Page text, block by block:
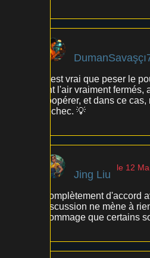
C'est vrai que peser le
ont l'air vraiment
coopérer, et dans ce
l'échec. 💡
Jing Liu
le 12
Complètement d'accord
discussion ne mène à
Dommage que certains